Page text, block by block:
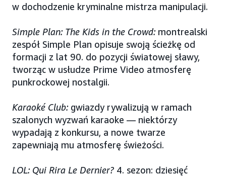
w dochodzenie kryminalne mistrza manipulacji.
Simple Plan: The Kids in the Crowd: montrealski
zespół Simple Plan opisuje swoją ścieżkę od
formacji z lat 90. do pozycji światowej sławy,
tworząc w usłudze Prime Video atmosferę
punkrockowej nostalgii.
Karaoké Club: gwiazdy rywalizują w ramach
szalonych wyzwań karaoke — niektórzy
wypadają z konkursu, a nowe twarze
zapewniają mu atmosferę świeżości.
LOL: Qui Rira Le Dernier? 4. sezon: dziesięć